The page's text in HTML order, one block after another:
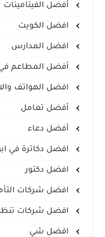
أفضل الفيتامينات
افضل الكويت
افضل المدارس
أفضل المطاعم في
افضل الهواتف
أفضل تعامل
أفضل دعاء
افضل دكاترة في
افضل دكتور
افضل شركات
افضل شركات
افضل شي